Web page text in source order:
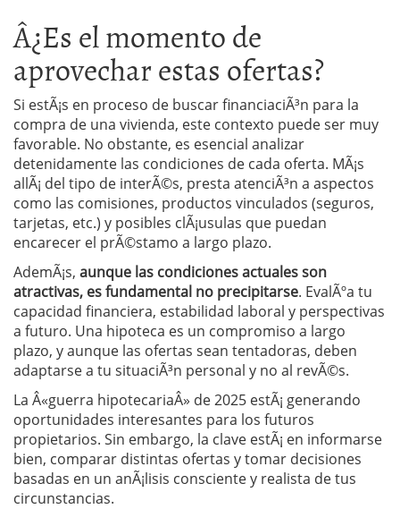
Â¿Es el momento de
aprovechar estas ofertas?
Si estÃ¡s en proceso de buscar financiaciÃ³n para la
compra de una vivienda, este contexto puede ser muy
favorable. No obstante, es esencial analizar
detenidamente las condiciones de cada oferta. MÃ¡s
allÃ¡ del tipo de interÃ©s, presta atenciÃ³n a aspectos
como las comisiones, productos vinculados (seguros,
tarjetas, etc.) y posibles clÃ¡usulas que puedan
encarecer el prÃ©stamo a largo plazo.
AdemÃ¡s, aunque las condiciones actuales son
atractivas, es fundamental no precipitarse. EvalÃºa tu
capacidad financiera, estabilidad laboral y perspectivas
a futuro. Una hipoteca es un compromiso a largo
plazo, y aunque las ofertas sean tentadoras, deben
adaptarse a tu situaciÃ³n personal y no al revÃ©s.
La Â«guerra hipotecariaÂ» de 2025 estÃ¡ generando
oportunidades interesantes para los futuros
propietarios. Sin embargo, la clave estÃ¡ en informarse
bien, comparar distintas ofertas y tomar decisiones
basadas en un anÃ¡lisis consciente y realista de tus
circunstancias.